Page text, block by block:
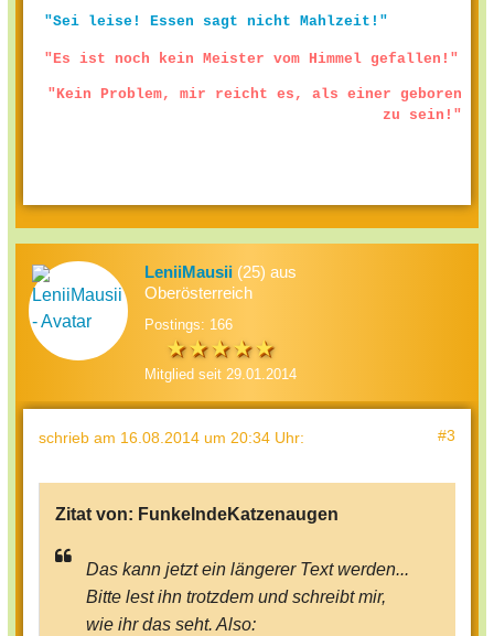
"Sei leise! Essen sagt nicht Mahlzeit!"
"Es ist noch kein Meister vom Himmel gefallen!"
"Kein Problem, mir reicht es, als einer geboren
zu sein!"
LeniiMausii (25) aus
Oberösterreich
Postings: 166
Mitglied seit 29.01.2014
schrieb am 16.08.2014 um 20:34 Uhr: #3
Zitat von: FunkelndeKatzenaugen
Das kann jetzt ein längerer Text werden...
Bitte lest ihn trotzdem und schreibt mir,
wie ihr das seht. Also: